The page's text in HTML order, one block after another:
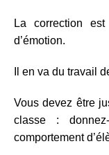
La correction
d’émotion.
Il en va du travail
Vous devez être
classe :
comportement